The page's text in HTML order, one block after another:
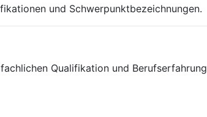
und Schwerpunktbezeichnungen.
Qualifikation und Berufserfahrung